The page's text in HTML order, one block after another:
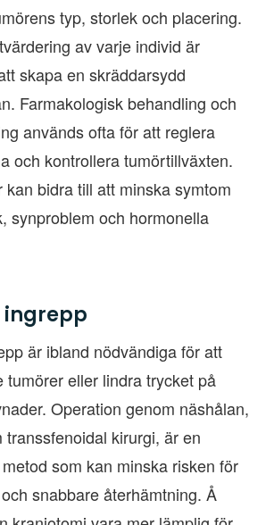
typ, storlek och placering.
av varje individ är
skapa en skräddarsydd
Farmakologisk behandling och
används ofta för att reglera
och kontrollera tumörtillväxten.
kan bidra till att minska symtom
synproblem och hormonella
ingrepp
är ibland nödvändiga för att
tumörer eller lindra trycket på
Operation genom näshålan,
transsfenoidal kirurgi, är en
som kan minska risken för
snabbare återhämtning. Å